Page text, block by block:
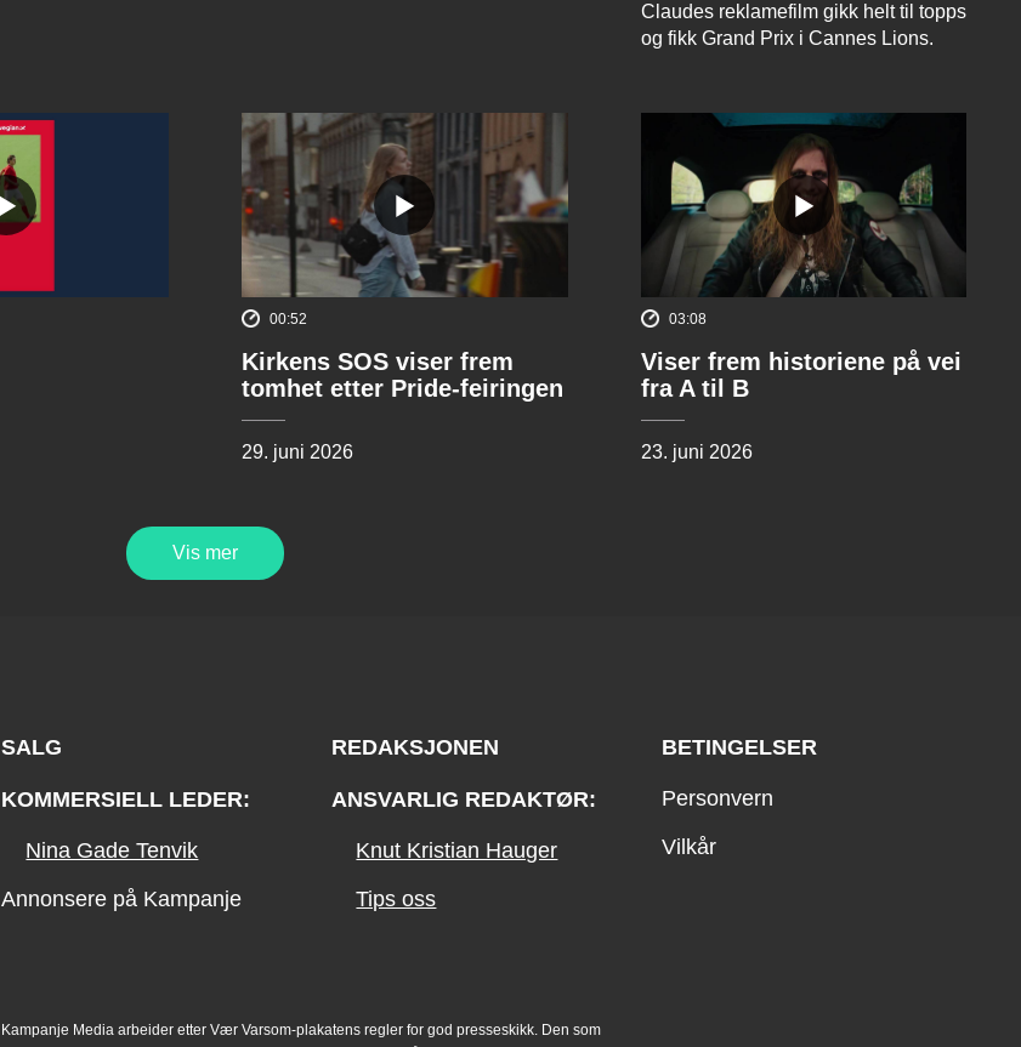
Claudes reklamefilm gikk helt til topps
og fikk Grand Prix i Cannes Lions.
00:52
Kirkens SOS viser frem
tomhet etter Pride-feiringen
29. juni 2026
03:08
Viser frem historiene på vei
fra A til B
23. juni 2026
Vis mer
SALG
KOMMERSIELL LEDER:
Nina Gade Tenvik
Annonsere på Kampanje
REDAKSJONEN
ANSVARLIG REDAKTØR:
Knut Kristian Hauger
Tips oss
BETINGELSER
Personvern
Vilkår
Kampanje Media arbeider etter Vær Varsom-plakatens regler for god presseskikk. Den som